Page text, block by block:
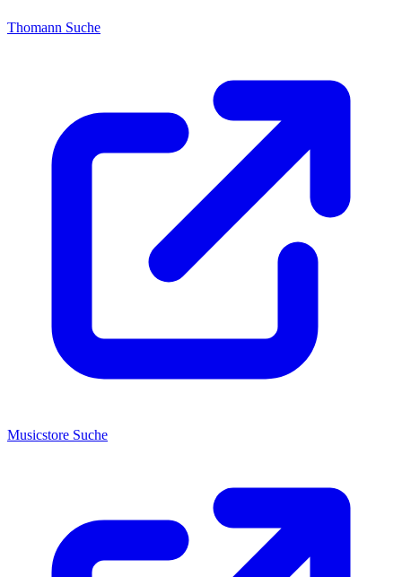
Thomann Suche
Musicstore Suche